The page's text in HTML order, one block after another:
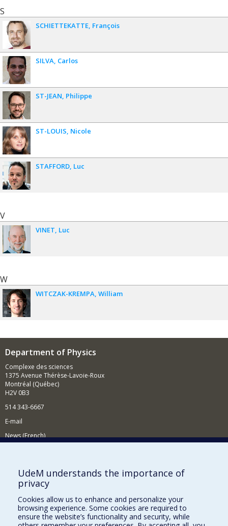
S
SCHIETTEKATTE François
SILVA Carlos
ST-JEAN Philippe
ST-LOUIS Nicole
STAFFORD Luc
V
VINET Luc
W
WITCZAK-KREMPA William
Department of Physics
Complexe des sciences
1375 Avenue Thérèse-Lavoie-Roux
Montréal (Québec)
H2V 0B3
514 343-6667
E-mail
News (French)
Supporting the Department
NEED HELP?
Site map
Report a problem
UdeM understands the importance of
privacy
Cookies allow us to enhance and personalize your
browsing experience. Some cookies are required to
ensure the website’s functionality and security, while